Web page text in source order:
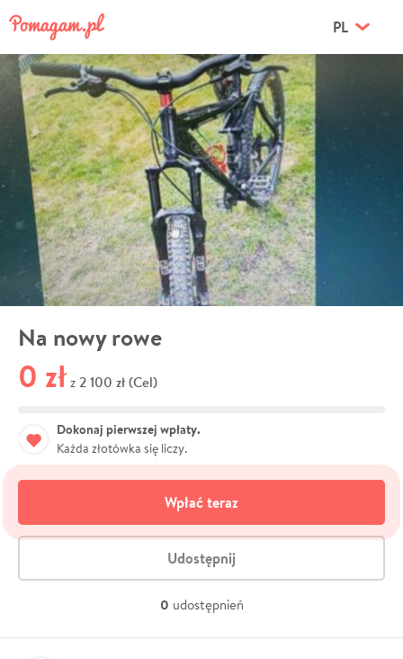
PL
Na nowy rowe
0 zł z 2 100 zł (Cel)
Dokonaj pierwszej wpłaty.
Każda złotówka się liczy.
Wpłać teraz
Udostępnij
0 udostępnień